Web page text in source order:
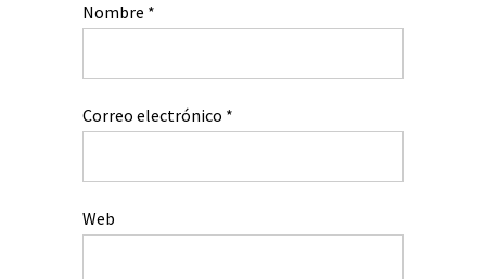
Nombre *
Correo electrónico *
Web